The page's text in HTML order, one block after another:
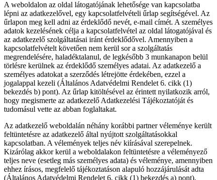
A weboldalon az oldal látogatójának lehetősége van kapcsolatba
lépni az adatkezelővel, egy kapcsolatfelvételi űrlap segítségével. Az
űrlapon meg kell adni az érdeklődő nevét, e-mail címét. A személyes
adatok kezelésének célja a kapcsolatfelvétel az oldal látogatójával és
az adatkezelő szolgáltatásai iránt érdeklődővel. Amennyiben a
kapcsolatfelvételt követően nem kerül sor a szolgáltatás
megrendelésére, haladéktalanul, de legkésőbb 3 munkanapon belül
törlésre kerülnek az érdeklődő személyes adatai. Az adatkezelő a
személyes adatokat a szerződés létrejötte érdekében, ezzel a
jogalappal kezeli (Általános Adatvédelmi Rendelet 6. cikk (1)
bekezdés b) pont). Az űrlap kitöltésével az érintett nyilatkozik arról,
hogy megismerte az adatkezelő Adatkezelési Tájékoztatóját és
tudomásul vette az abban foglaltakat.
Az adatkezelő weboldalán néhány korábbi partner véleménye került
feltüntetésre az adatkezelő által nyújtott szolgáltatásokkal
kapcsolatban. A vélemények teljes név kiírásával szerepelnek.
Kizárólag akkor kerül a weboldalakon feltüntetésre a véleményező
teljes neve (esetleg más személyes adata) és véleménye, amennyiben
ehhez írásos, megfelelő tájékoztatáson alapuló hozzájárulását adta
(Általános Adatvédelmi Rendelet 6. cikk (1) bekezdés a) pont).